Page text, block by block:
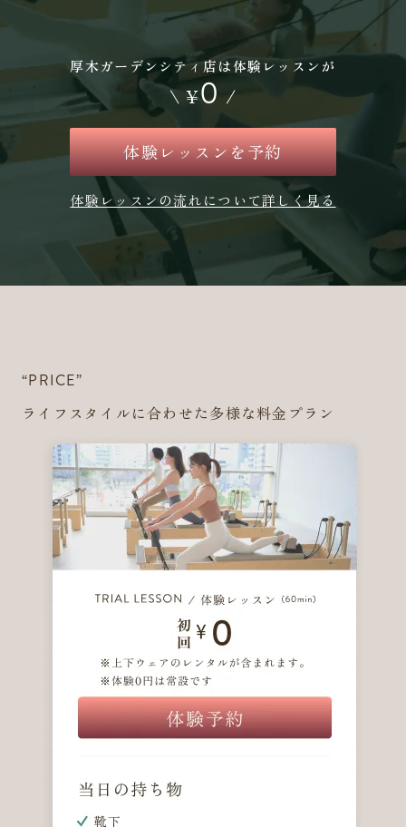
厚木ガーデンシティ店は体験レッスンが
\¥0 /
体験レッスンを予約
体験レッスンの流れについて詳しく見る
“PRICE”
ライフスタイルに合わせた多様な料金プラン